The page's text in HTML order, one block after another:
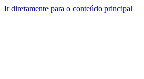
Ir diretamente para o conteúdo principal